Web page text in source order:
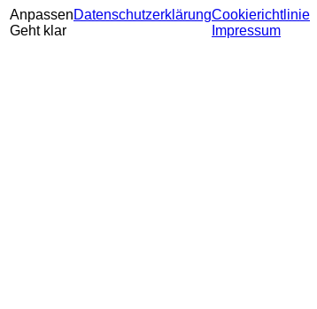
Anpassen
Geht klar
DatenschutzerklärungCookierichtlinie
Impressum